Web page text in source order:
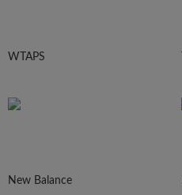
WTAPS
New Balance